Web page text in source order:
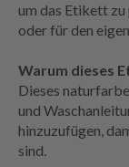
um das Etikett zu
oder für den
Warum dieses
Dieses
und
hinzuzufügen,
sind.